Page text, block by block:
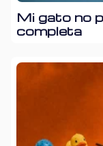
Mi gato no
completa